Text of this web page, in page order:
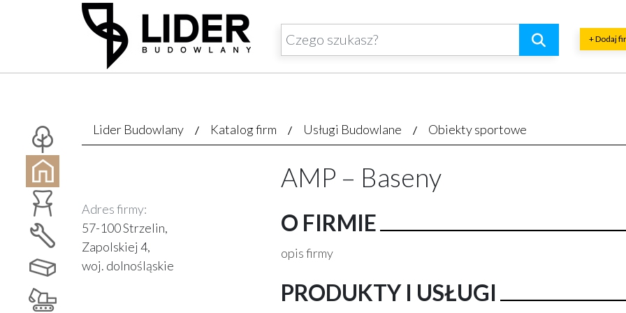
+ Dodaj
Lider Budowlany Katalog firm Usługi Budowlane Obiekty sportowe
Adres firmy:
57-100 Strzelin,
Zapolskiej 4,
woj. dolnośląskie
AMP – Baseny
O FIRMIE
opis firmy
PRODUKTY I USŁUGI